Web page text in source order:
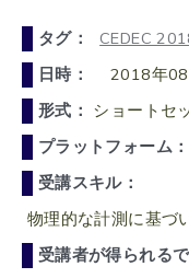
タグ： CEDEC
日時：
2018年
形式： ショートセ
プラットフォーム：
受講スキル：
物理的な計測に基づ
受講者が得られる